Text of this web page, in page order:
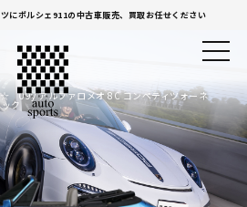
にポルシェ911の中古車販売、買取お任せください
アルファロメオ 8C コンペティツォーネ
ック